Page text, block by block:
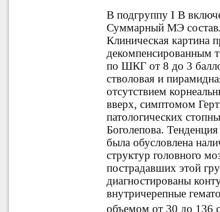
В подгруппу I В
Суммарный МЭ
Клиническая картина
декомпенсированным
по ШКГ от 8 до 3
стволовая и
отсутствием
вверх, симптомом
патологических
Боголепова.
была обусловлена
структур головного
пострадавших этой
диагностированы
внутричерепные
объемом от 30 до 136